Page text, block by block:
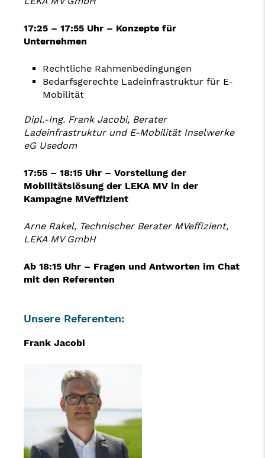
17:25 – 17:55 Uhr – Konzepte für
Unternehmen
Rechtliche Rahmenbedingungen
Bedarfsgerechte Ladeinfrastruktur für E-
Mobilität
Dipl.-Ing. Frank Jacobi, Berater
Ladeinfrastruktur und E-Mobilität Inselwerke
eG Usedom
17:55 – 18:15 Uhr – Vorstellung der
Mobilitätslösung der LEKA MV in der
Kampagne MVeffizient
Arne Rakel, Technischer Berater MVeffizient,
LEKA MV GmbH
Ab 18:15 Uhr – Fragen und Antworten im Chat
mit den Referenten
Unsere Referenten:
Frank Jacobi